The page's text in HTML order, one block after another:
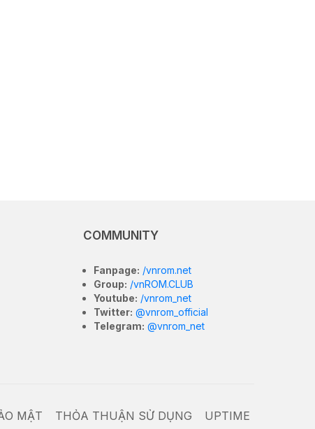
COMMUNITY
Fanpage: /vnrom.net
Group: /vnROM.CLUB
Youtube: /vnrom_net
Twitter: @vnrom_official
Telegram: @vnrom_net
MẬT THỎA THUẬN SỬ DỤNG UPTIME